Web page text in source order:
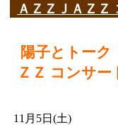
ＡＺＺＪＡＺＺ
陽子とトーク
ＺＺ コンサー
11月5日(土)